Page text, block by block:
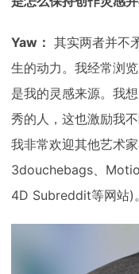
Yaw： 其实两者并不
生的动力。我经常浏
是我的灵感来源。我
秀的人，这也激励我
我非常欢迎其他艺术
3douchebags、
4D Subreddit等网站)。